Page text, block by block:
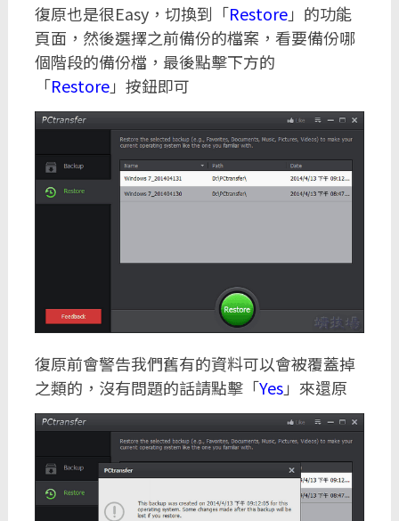
復原也是很Easy，切換到「Restore」的功能
頁面，然後選擇之前備份的檔案，看要備份哪
個階段的備份檔，最後點擊下方的
「Restore」按鈕即可
復原前會警告我們舊有的資料可以會被覆蓋掉
之類的，沒有問題的話請點擊「Yes」來還原